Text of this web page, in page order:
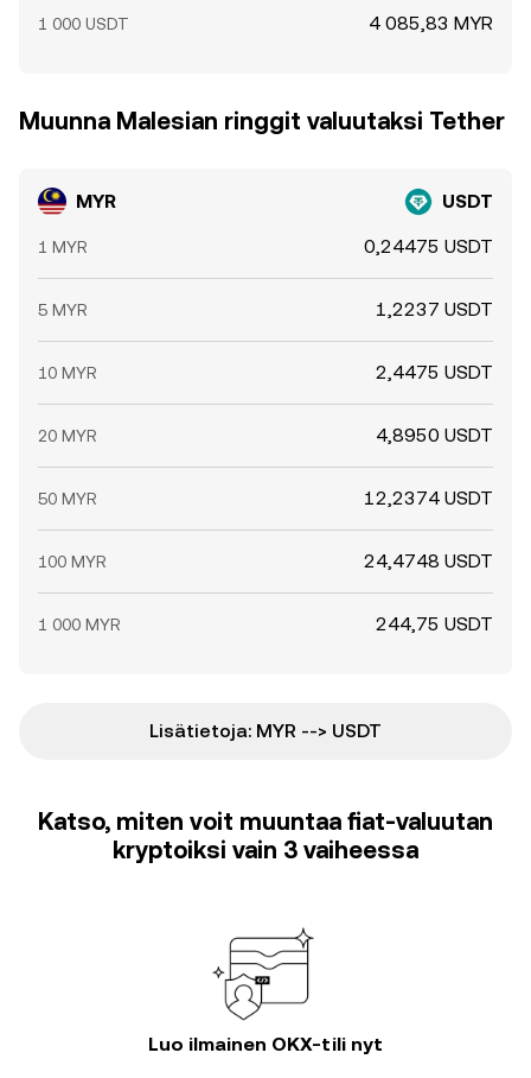
1 000 USDT 4 085,83 MYR
Muunna Malesian ringgit valuutaksi Tether
MYR USDT
1 MYR 0,24475 USDT
5 MYR 1,2237 USDT
10 MYR 2,4475 USDT
20 MYR 4,8950 USDT
50 MYR 12,2374 USDT
100 MYR 24,4748 USDT
1 000 MYR 244,75 USDT
Lisätietoja: MYR --> USDT
Katso, miten voit muuntaa fiat-valuutan
kryptoiksi vain 3 vaiheessa
Luo ilmainen OKX-tili nyt